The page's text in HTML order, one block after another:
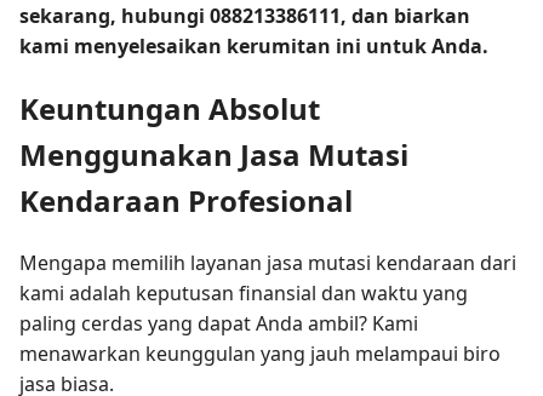
sekarang, hubungi 088213386111, dan biarkan
kami menyelesaikan kerumitan ini untuk Anda.
Keuntungan Absolut
Menggunakan Jasa Mutasi
Kendaraan Profesional
Mengapa memilih layanan jasa mutasi kendaraan dari
kami adalah keputusan finansial dan waktu yang
paling cerdas yang dapat Anda ambil? Kami
menawarkan keunggulan yang jauh melampaui biro
jasa biasa.